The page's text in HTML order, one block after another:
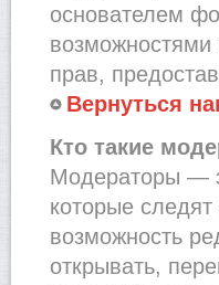
основателем
возможностями
прав,
Вернуться
Кто такие
Модераторы —
которые
возможность
открывать,